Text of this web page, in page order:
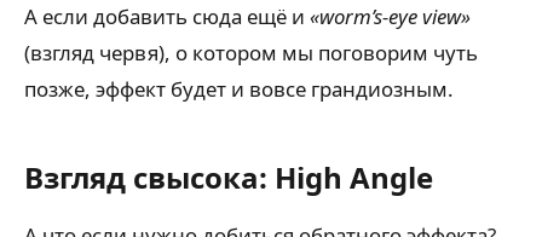
А если добавить сюда ещё и «worm’s-eye view»
(взгляд червя), о котором мы поговорим чуть
позже, эффект будет и вовсе грандиозным.
Взгляд свысока: High Angle